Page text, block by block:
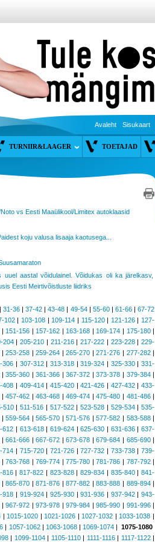
Avaleht Sisukaart
TURNIIR&LAAGER TOETAJAD
vs Eesti Maaülikool/Limitex autoklaasid
koju valusa lisaaja kaotusega...
uuel aastal võidulainel. Võidukas oli ka järelkasv,
Eesti Meirtivõistluste liidriks
31-36 |37-42 |43-48 | 49-54| 55-60| 61-66|67-72
102| 103-108| 109-114 | 115-120| 121-126| 127-
| 151-156 | 157-162 | 163-168 | 169-174 | 175-180|
204| 205-210 | 211-216| 217-222 | 223-228| 229-
|253-258 |259-264 |265-270 |271-276 | 277-282|
306 | 307-312| 313-318|319-324 | 325-330| 331-
|355-360 |361-366 |367-372 |373-378 | 379-384|
408 | 409-414| 415-420|421-426 | 427-432| 433-
|457-462 |463-468 |469-474 |475-480 | 481-486|
510| 511-516 | 517-522| 523-528 | 529-534| 535-
|559-564 |565-570 |571-576 |577-582 | 583-588|
612 | 613-618| 619-624|625-630 | 631-636| 637-
|661-666 |667-672 |673-678 |679-684 | 685-690|
714 | 715-720| 721-726|727-732 | 733-738| 739-
|763-768 |769-774 |775-780 |781-786 | 787-792|
816| 817-822 | 823-828| 829-834 | 835-840| 841-
|865-870 |871-876 |877-882 |883-888 | 889-894|
918 | 919-924| 925-930|931-936 | 937-942| 943-
|967-972 |973-978 |979-984 |985-990 | 991-996|
| 1015-1020 | 1021-1026 | 1027-1032 | 1033-1038 |
| 1057-1062| 1063-1068| 1069-1074| 1075-1080
| 1099-1104| 1105-1110| 1111-1116| 1117-1122|